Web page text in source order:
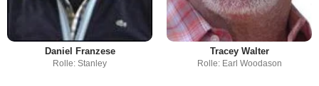
Daniel Franzese
Rolle: Stanley
Tracey Walter
Rolle: Earl Woodason